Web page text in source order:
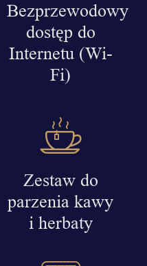
Bezprzewodowy
dostęp do
Internetu (Wi-
Fi)
Zestaw do
parzenia kawy
i herbaty